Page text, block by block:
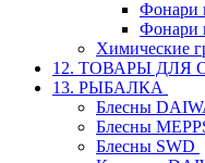
Фонари
Фонари
Химические
12. ТОВАРЫ ДЛЯ
13. РЫБАЛКА
Блесны
Блесны
Блесны SWD